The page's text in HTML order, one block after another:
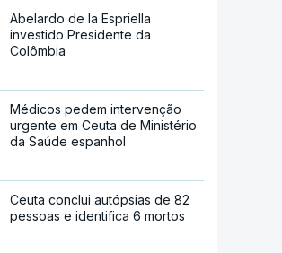
Abelardo de la Espriella
investido Presidente da
Colômbia
Médicos pedem intervenção
urgente em Ceuta de Ministério
da Saúde espanhol
Ceuta conclui autópsias de 82
pessoas e identifica 6 mortos